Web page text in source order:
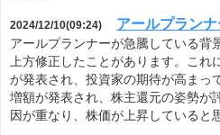
2024/12/10(09:24) アールプラン
アールプランナーが急騰している背
上方修正したことがあります。これ
が発表され、投資家の期待が高まっ
増額が発表され、株主還元の姿勢が
因が重なり、株価が上昇している